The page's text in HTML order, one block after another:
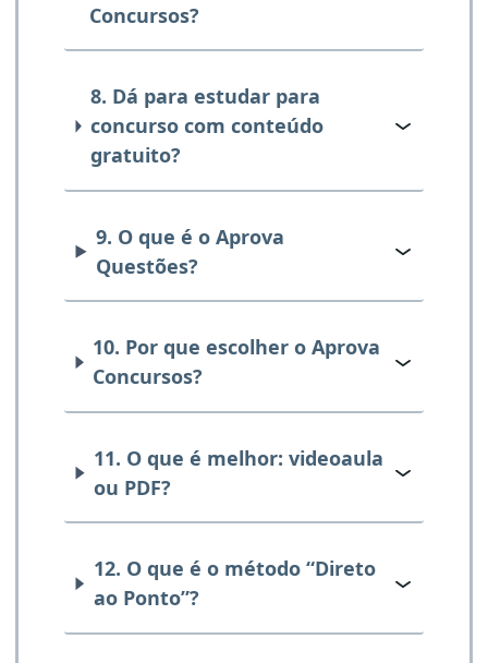
Concursos?
8. Dá para estudar para
concurso com conteúdo
gratuito?
9. O que é o Aprova
Questões?
10. Por que escolher o Aprova
Concursos?
11. O que é melhor: videoaula
ou PDF?
12. O que é o método “Direto
ao Ponto”?